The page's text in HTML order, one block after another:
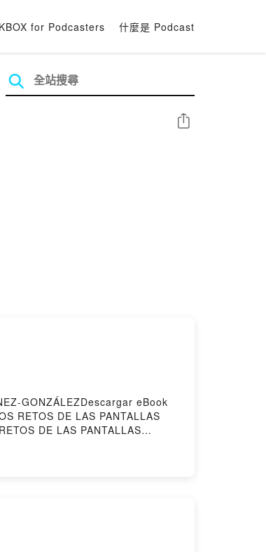
for Podcasters 什麼是 Podcast
分享
GONZÁLEZDescargar eBook
RETOS DE LAS PANTALLAS
DE LAS PANTALLAS
Leer en línea , 12
GONZÁLEZ Descargar